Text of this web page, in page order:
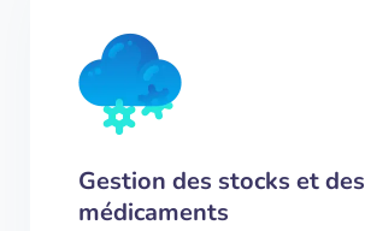
Gestion des stocks et des
médicaments